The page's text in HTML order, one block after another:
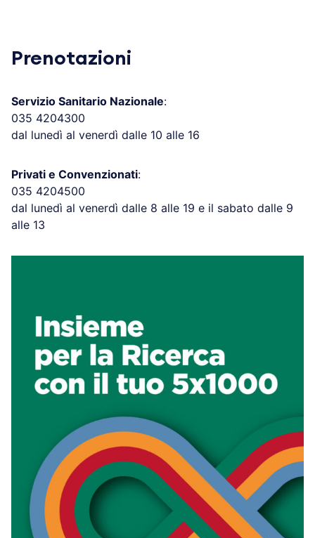
Prenotazioni
Servizio Sanitario Nazionale:
035 4204300
dal lunedì al venerdì dalle 10 alle 16
Privati e Convenzionati:
035 4204500
dal lunedì al venerdì dalle 8 alle 19 e il sabato dalle 9
alle 13